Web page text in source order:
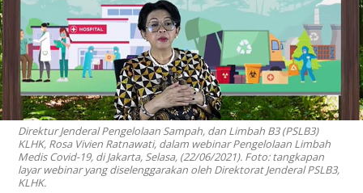
Direktur Jenderal Pengelolaan Sampah, dan Limbah B3 (PSLB3)
KLHK, Rosa Vivien Ratnawati, dalam webinar Pengelolaan Limbah
Medis Covid-19, di Jakarta, Selasa, (22/06/2021). Foto: tangkapan
layar webinar yang diselenggarakan oleh Direktorat Jenderal PSLB3,
KLHK.